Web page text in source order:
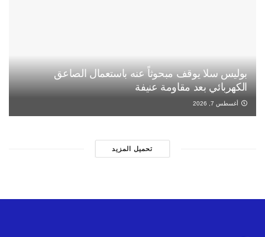
بوليس سلا يوقف مبحوثاً عنه باستعمال الصاعق
الكهربائي بعد مقاومة عنيفة
أغسطس 7, 2026
تحميل المزيد